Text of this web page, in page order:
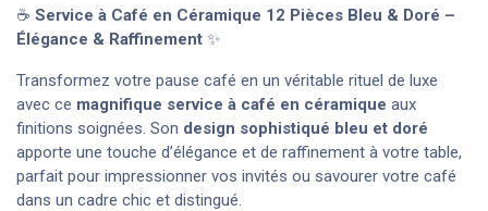
☕ Service à Café en Céramique 12 Pièces Bleu & Doré –
Élégance & Raffinement ✨
Transformez votre pause café en un véritable rituel de luxe
avec ce magnifique service à café en céramique aux
finitions soignées. Son design sophistiqué bleu et doré
apporte une touche d’élégance et de raffinement à votre table,
parfait pour impressionner vos invités ou savourer votre café
dans un cadre chic et distingué.